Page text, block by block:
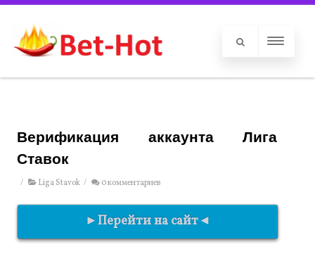
Верификация аккаунта Лига
Ставок
/ Liga Stavok / 0 комментариев
►Перейти на сайт◄